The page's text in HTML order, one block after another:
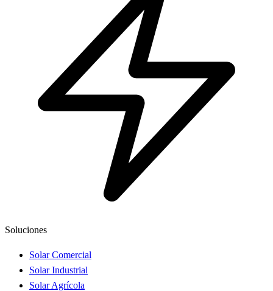
Soluciones
Solar Comercial
Solar Industrial
Solar Agrícola